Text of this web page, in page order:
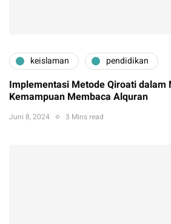
keislaman pendidikan
Implementasi Metode Qiroati dalam
Kemampuan Membaca Alquran
Juni 8, 2024 3 Mins read